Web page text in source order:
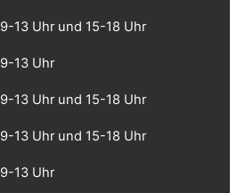
9-13 Uhr und 15-18 Uhr
9-13 Uhr
9-13 Uhr und 15-18 Uhr
9-13 Uhr und 15-18 Uhr
9-13 Uhr